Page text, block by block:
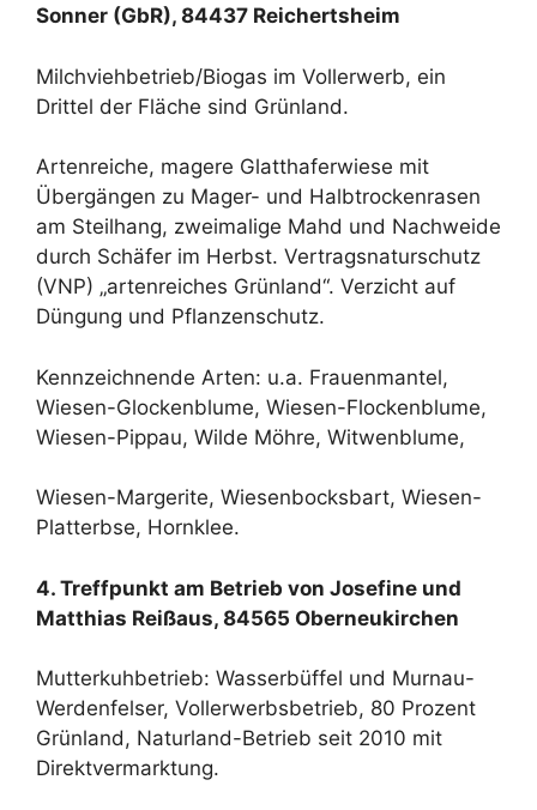
Sonner (GbR), 84437 Reichertsheim
Milchviehbetrieb/Biogas im Vollerwerb, ein
Drittel der Fläche sind Grünland.
Artenreiche, magere Glatthaferwiese mit
Übergängen zu Mager- und Halbtrockenrasen
am Steilhang, zweimalige Mahd und Nachweide
durch Schäfer im Herbst. Vertragsnaturschutz
(VNP) „artenreiches Grünland“. Verzicht auf
Düngung und Pflanzenschutz.
Kennzeichnende Arten: u.a. Frauenmantel,
Wiesen-Glockenblume, Wiesen-Flockenblume,
Wiesen-Pippau, Wilde Möhre, Witwenblume,
Wiesen-Margerite, Wiesenbocksbart, Wiesen-
Platterbse, Hornklee.
4. Treffpunkt am Betrieb von Josefine und
Matthias Reißaus, 84565 Oberneukirchen
Mutterkuhbetrieb: Wasserbüffel und Murnau-
Werdenfelser, Vollerwerbsbetrieb, 80 Prozent
Grünland, Naturland-Betrieb seit 2010 mit
Direktvermarktung.